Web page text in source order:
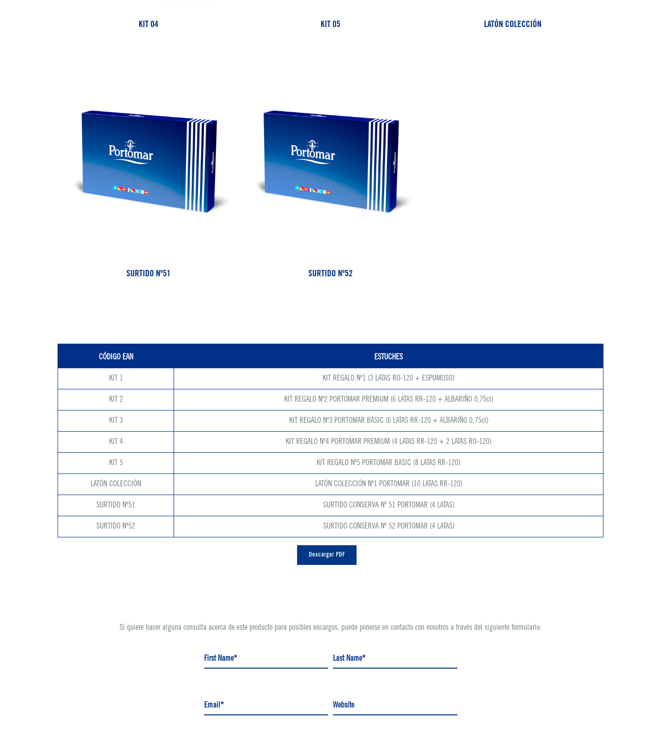
KIT 04 KIT 05 LATÓN COLECCIÓN
SURTIDO Nº51 SURTIDO Nº52
CÓDIGO EAN ESTUCHES
KIT 1 KIT REGALO Nº1 (3 LATAS RO-120 + ESPUMOSO)
KIT 2 KIT REGALO Nº2 PORTOMAR PREMIUM (6 LATAS RR-120 + ALBARIÑO 0,75cl)
KIT 3 KIT REGALO Nº3 PORTOMAR BASIC (6 LATAS RR-120 + ALBARIÑO 0,75cl)
KIT 4 KIT REGALO Nº4 PORTOMAR PREMIUM (4 LATAS RR-120 + 2 LATAS RO-120)
KIT 5 KIT REGALO Nº5 PORTOMAR BASIC (8 LATAS RR-120)
LATÓN COLECCIÓN LATÓN COLECCIÓN Nº1 PORTOMAR (10 LATAS RR-120)
SURTIDO Nº51 SURTIDO CONSERVA Nº 51 PORTOMAR (4 LATAS)
SURTIDO Nº52 SURTIDO CONSERVA Nº 52 PORTOMAR (4 LATAS)
Descargar PDF
Si quiere hacer alguna consulta acerca de este producto para posibles encargos, puede ponerse en contacto con nosotros a través del siguiente formulario:
First Name* Last Name*
Email* Website